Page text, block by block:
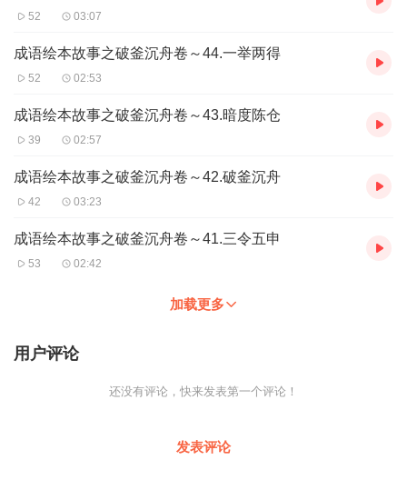
52 03:07
成语绘本故事之破釜沉舟卷～44.一举两得
52 02:53
成语绘本故事之破釜沉舟卷～43.暗度陈仓
39 02:57
成语绘本故事之破釜沉舟卷～42.破釜沉舟
42 03:23
成语绘本故事之破釜沉舟卷～41.三令五申
53 02:42
加载更多
用户评论
还没有评论，快来发表第一个评论！
发表评论